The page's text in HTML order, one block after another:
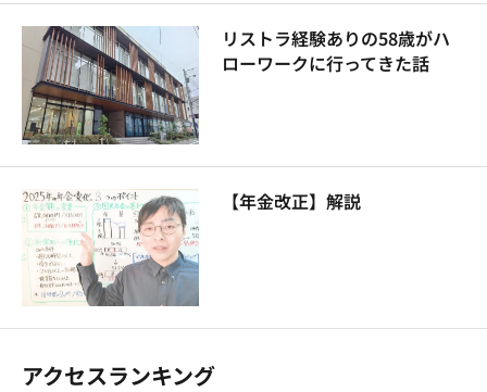
リストラ経験ありの58歳がハ
ローワークに行ってきた話
【年金改正】解説
アクセスランキング